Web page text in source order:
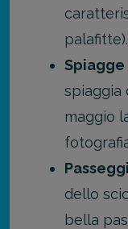
palafitte).
spiaggia
maggio
dello
bella